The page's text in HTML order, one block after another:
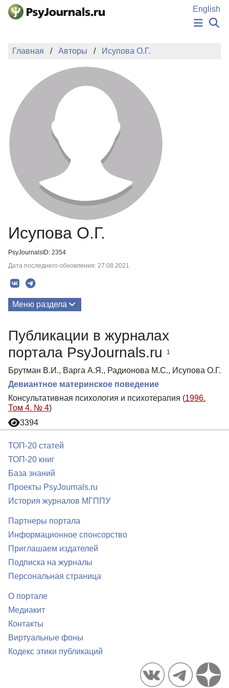
Перейти к основному содержанию
English
НОВОСТИ
АВТОРЫ
ПОДАТЬ РУКОПИСЬ
БАЗА ЗНАНИЙ
КЛЮЧЕВЫЕ СЛОВА
Регистрация
Главная Авторы Исупова О.Г.
Исупова О.Г.
PsyJournalsID: 2354
Дата последнего обновления: 27.08.2021
Меню раздела
Публикации в журналах
портала PsyJournals.ru
1
Брутман В.И., Варга А.Я., Радионова М.С., Исупова О.Г.
Девиантное материнское поведение
Консультативная психология и психотерапия (1996.
Том 4. № 4)
3394
ТОП-20 статей
ТОП-20 книг
База знаний
Проекты PsyJournals.ru
История журналов МГППУ
Партнеры портала
Информационное спонсорство
Приглашаем издателей
Подписка на журналы
Персональная страница
О портале
Медиакит
Контакты
Виртуальные фоны
Кодекс этики публикаций